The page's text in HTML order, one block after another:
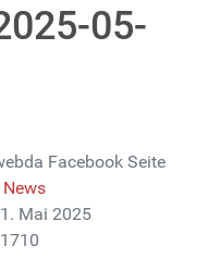
05-
Facebook Seite
News
Mai 2025